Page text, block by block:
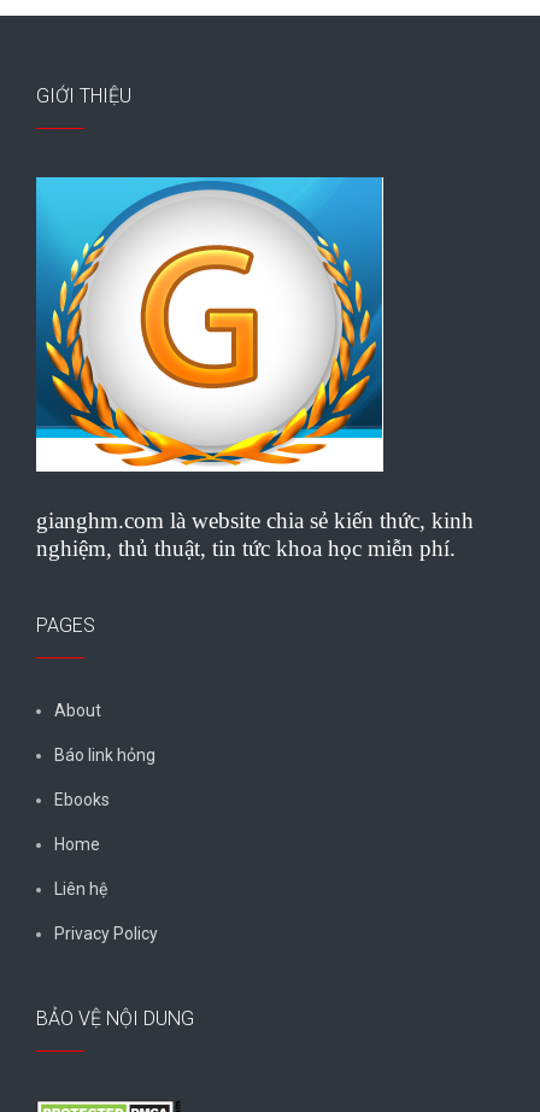
GIỚI THIỆU
gianghm.com là website chia sẻ kiến thức, kinh
nghiệm, thủ thuật, tin tức khoa học miễn phí.
PAGES
About
Báo link hỏng
Ebooks
Home
Liên hệ
Privacy Policy
BẢO VỆ NỘI DUNG